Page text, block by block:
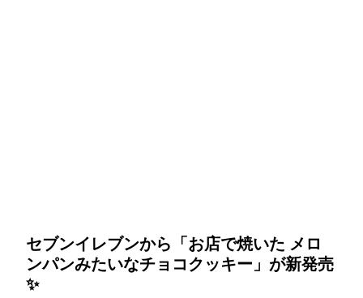
セブンイレブンから「お店で焼いた メロ
ンパンみたいなチョコクッキー」が新発売
✨